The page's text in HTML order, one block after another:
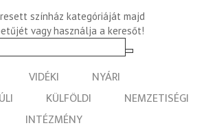
színház kategóriáját majd
vagy használja a keresőt!
VIDÉKI
NYÁRI
KÜLFÖLDI
NEMZETISÉGI
INTÉZMÉNY